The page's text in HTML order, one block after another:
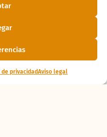
de privacidadAviso legal